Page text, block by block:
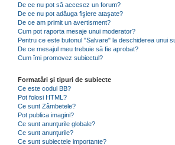
De ce nu pot să accesez un forum?
De ce nu pot adăuga fişiere ataşate?
De ce am primit un avertisment?
Cum pot raporta mesaje unui moderator?
Pentru ce este butonul "Salvare" la deschiderea unui
De ce mesajul meu trebuie să fie aprobat?
Cum îmi promovez subiectul?
Formatări şi tipuri de subiecte
Ce este codul BB?
Pot folosi HTML?
Ce sunt Zâmbetele?
Pot publica imagini?
Ce sunt anunţurile globale?
Ce sunt anunţurile?
Ce sunt subiectele importante?